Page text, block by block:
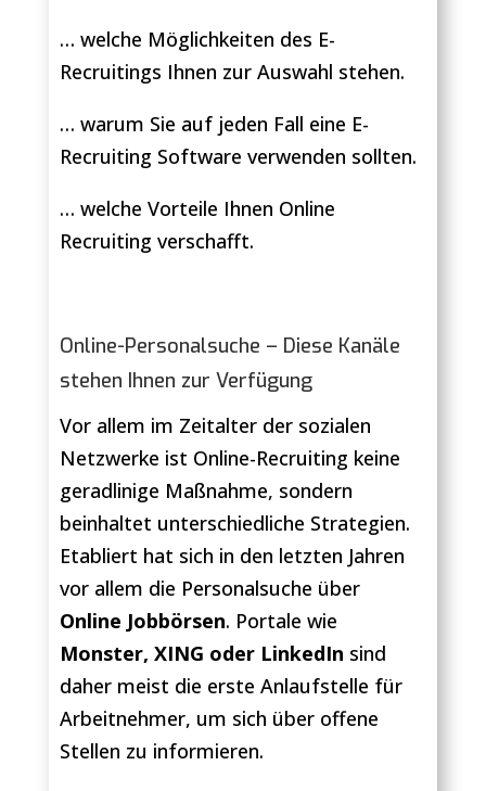
… welche Möglichkeiten des E-
Recruitings Ihnen zur Auswahl stehen.
… warum Sie auf jeden Fall eine E-
Recruiting Software verwenden sollten.
… welche Vorteile Ihnen Online
Recruiting verschafft.
Online-Personalsuche – Diese Kanäle
stehen Ihnen zur Verfügung
Vor allem im Zeitalter der sozialen
Netzwerke ist Online-Recruiting keine
geradlinige Maßnahme, sondern
beinhaltet unterschiedliche Strategien.
Etabliert hat sich in den letzten Jahren
vor allem die Personalsuche über
Online Jobbörsen. Portale wie
Monster, XING oder LinkedIn sind
daher meist die erste Anlaufstelle für
Arbeitnehmer, um sich über offene
Stellen zu informieren.